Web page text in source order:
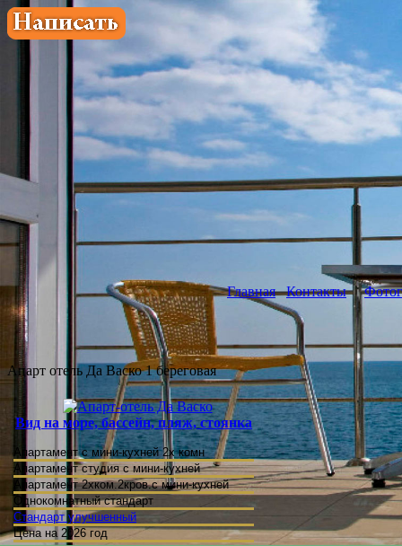
Главная Контакты
Апарт отель Да Васко 1 береговая
Вид на море, бассейн, пляж, стоянка
Апартамент с мини-кухней 2х комн
Апартамент студияс мини-кухней
Апартамент 2хком.2кров.с мини-кухней
Однокомнатный стандарт
Стандарт улучшенный
Цена на 2026 год